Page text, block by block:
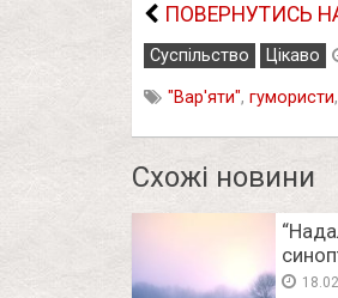
ПОВЕРНУТИСЬ
Суспільство Цікаво
"Вар'яти", гумористи,
Схожі новини